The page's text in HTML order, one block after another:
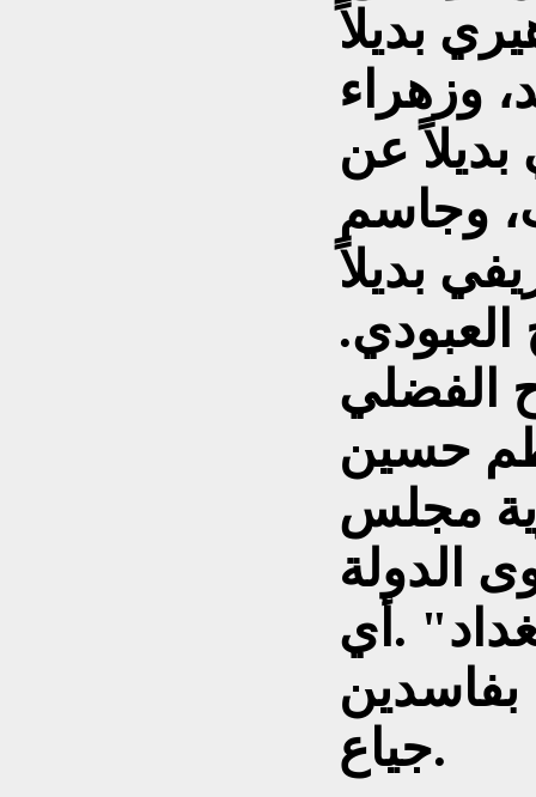
بديلاً
وزهراء
بديلاً عن
وجاسم
بديلاً
الفضلي
حسين
مجلس
الدولة
.أي
بفاسدين
جياع.